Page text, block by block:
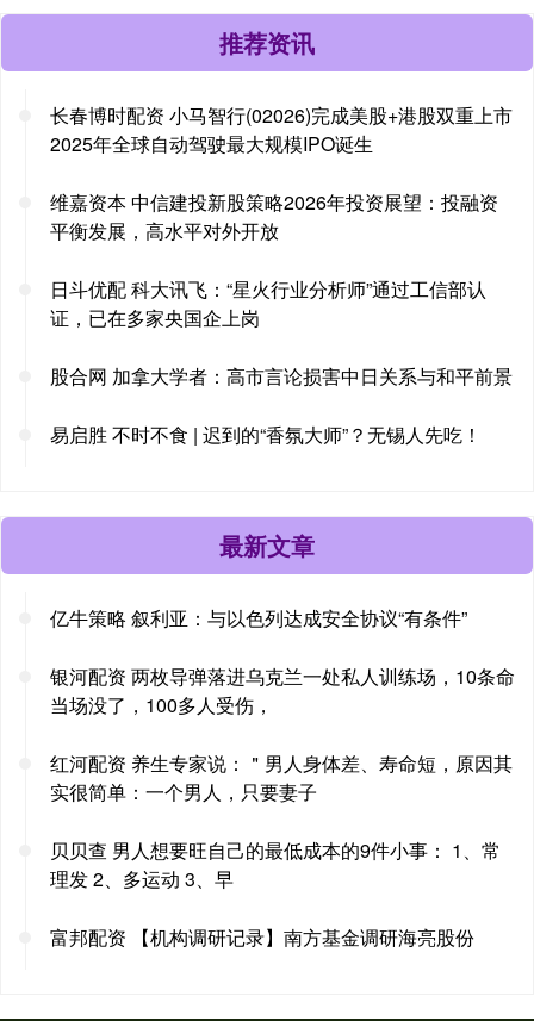
推荐资讯
长春博时配资 小马智行(02026)完成美股+港股双重上市
2025年全球自动驾驶最大规模IPO诞生
维嘉资本 中信建投新股策略2026年投资展望：投融资
平衡发展，高水平对外开放
日斗优配 科大讯飞：“星火行业分析师”通过工信部认
证，已在多家央国企上岗
股合网 加拿大学者：高市言论损害中日关系与和平前景
易启胜 不时不食 | 迟到的“香氛大师”？无锡人先吃！
最新文章
亿牛策略 叙利亚：与以色列达成安全协议“有条件”
银河配资 两枚导弹落进乌克兰一处私人训练场，10条命
当场没了，100多人受伤，
红河配资 养生专家说：＂男人身体差、寿命短，原因其
实很简单：一个男人，只要妻子
贝贝查 男人想要旺自己的最低成本的9件小事： 1、常
理发 2、多运动 3、早
富邦配资 【机构调研记录】南方基金调研海亮股份